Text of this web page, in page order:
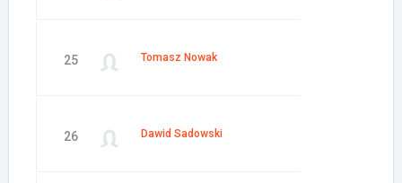
25 Tomasz Nowak
26 Dawid Sadowski